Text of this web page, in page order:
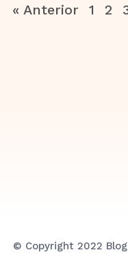
« Anterior 1 2
© Copyright 2022